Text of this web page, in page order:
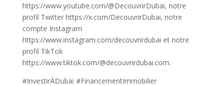
https://www.youtube.com/@DecouvrirDubai, notre
profil Twitter https://x.com/DecouvrirDubai, notre
compte Instagram
https://www.instagram.com/decouvrirdubai et notre
profil TikTok
https://www.tiktok.com/@decouvrirdubai.com.
#InvestirÀDubaï #FinancementImmobilier